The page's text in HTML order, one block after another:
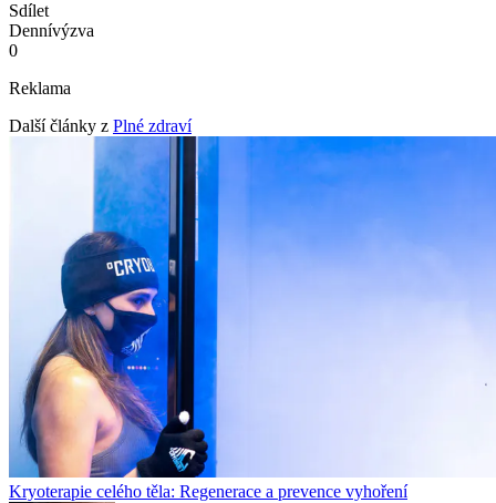
Sdílet
Dennívýzva
0
Reklama
Další články z Plné zdraví
Kryoterapie celého těla: Regenerace a prevence vyhoření